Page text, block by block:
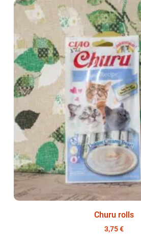
Churu rolls
3,75€